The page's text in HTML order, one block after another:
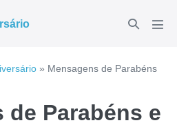
Alternar
» Mensagens de Parabéns
de Parabéns e